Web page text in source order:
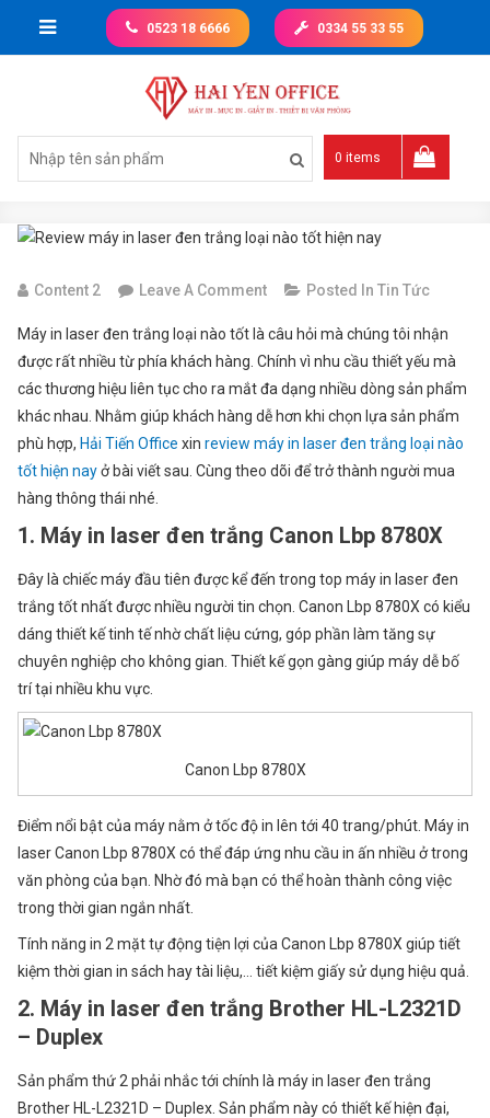
0523 18 6666 0334 55 33 55
Giá tốt nhất thị trường
0 items
Content 2 Leave A CommentOn
Máy
In
Laser
Đen
Trắng
Loại
Tốt
Nay
Posted In Tin Tức
Máy in laser đen trắng loại nào tốt là câu hỏi mà chúng tôi nhận
được rất nhiều từ phía khách hàng. Chính vì nhu cầu thiết yếu mà
các thương hiệu liên tục cho ra mắt đa dạng nhiều dòng sản phẩm
khác nhau. Nhằm giúp khách hàng dễ hơn khi chọn lựa sản phẩm
phù hợp, Hải Tiến Office xin review máy in laser đen trắng loại nào
tốt hiện nayở bài viết sau. Cùng theo dõi để trở thành người mua
hàng thông thái nhé.
1. Máy in laser đen trắng Canon Lbp 8780X
Đây là chiếc máy đầu tiên được kể đến trong top máy in laser đen
trắng tốt nhất được nhiều người tin chọn. Canon Lbp 8780X có kiểu
dáng thiết kế tinh tế nhờ chất liệu cứng, góp phần làm tăng sự
chuyên nghiệp cho không gian. Thiết kế gọn gàng giúp máy dễ bố
trí tại nhiều khu vực.
Canon Lbp 8780X
Điểm nổi bật của máy nằm ở tốc độ in lên tới 40 trang/phút. Máy in
laser Canon Lbp 8780X có thể đáp ứng nhu cầu in ấn nhiều ở trong
văn phòng của bạn. Nhờ đó mà bạn có thể hoàn thành công việc
trong thời gian ngắn nhất.
Tính năng in 2 mặt tự động tiện lợi của Canon Lbp 8780X giúp tiết
kiệm thời gian in sách hay tài liệu,… tiết kiệm giấy sử dụng hiệu quả.
2. Máy in laser đen trắng Brother HL-L2321D
– Duplex
Sản phẩm thứ 2 phải nhắc tới chính là máy in laser đen trắng
Brother HL-L2321D – Duplex. Sản phẩm này có thiết kế hiện đại,